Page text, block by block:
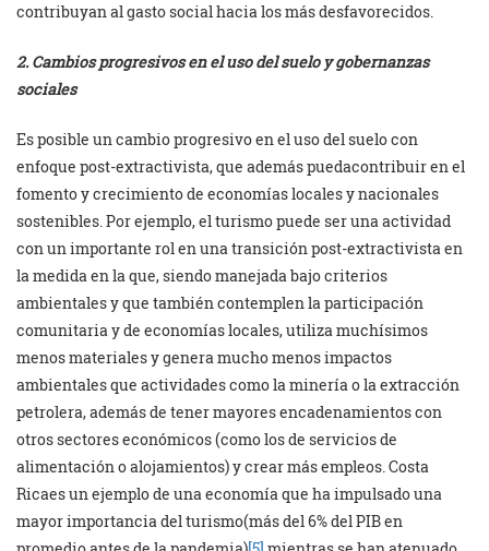
contribuyan al gasto social hacia los más desfavorecidos.
2. Cambios progresivos en el uso del suelo y gobernanzas
sociales
Es posible un cambio progresivo en el uso del suelo con
enfoque post-extractivista, que además puedacontribuir en el
fomento y crecimiento de economías locales y nacionales
sostenibles. Por ejemplo, el turismo puede ser una actividad
con un importante rol en una transición post-extractivista en
la medida en la que, siendo manejada bajo criterios
ambientales y que también contemplen la participación
comunitaria y de economías locales, utiliza muchísimos
menos materiales y genera mucho menos impactos
ambientales que actividades como la minería o la extracción
petrolera, además de tener mayores encadenamientos con
otros sectores económicos (como los de servicios de
alimentación o alojamientos) y crear más empleos. Costa
Ricaes un ejemplo de una economía que ha impulsado una
mayor importancia del turismo(más del 6% del PIB en